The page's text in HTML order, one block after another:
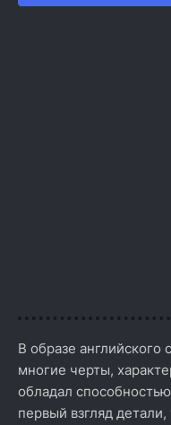
В образе
многие черты,
обладал
первый взгляд